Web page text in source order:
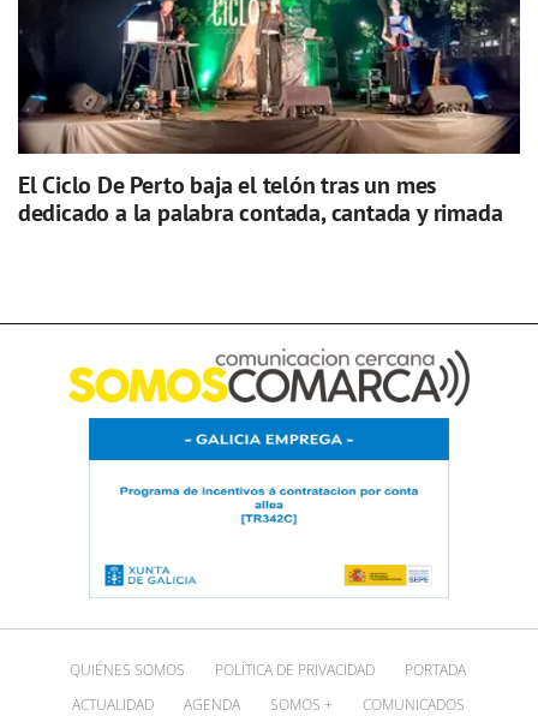
El Ciclo De Perto baja el telón tras un mes
dedicado a la palabra contada, cantada y rimada
QUIÉNES SOMOS POLÍTICA DE PRIVACIDAD
PORTADA
ACTUALIDAD
AGENDA SOMOS + COMUNICADOS